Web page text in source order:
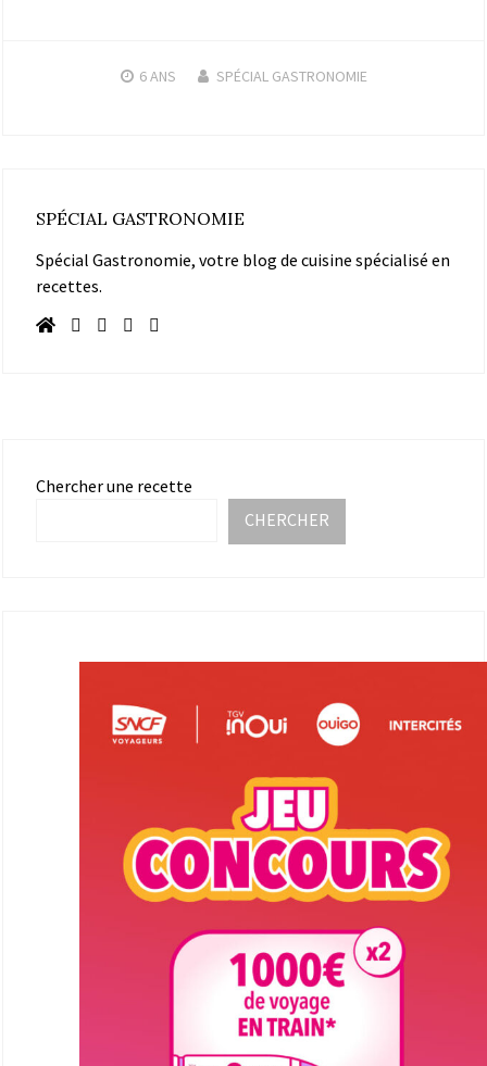
6 ANS SPÉCIAL GASTRONOMIE
SPÉCIAL GASTRONOMIE
Spécial Gastronomie, votre blog de cuisine spécialisé en
recettes.
Chercher une recette
CHERCHER